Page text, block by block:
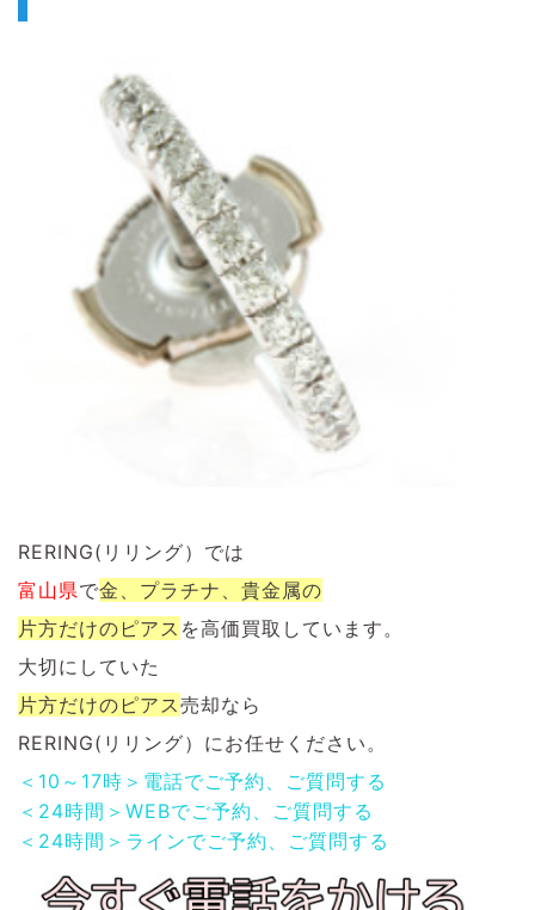
RERING(リリング）では
富山県で金、プラチナ、貴金属の
片方だけのピアス を高価買取しています。
大切にしていた
片方だけのピアス 売却なら
RERING(リリング）にお任せください。
＜10～17時＞電話でご予約、ご質問する
＜24時間＞WEBでご予約、ご質問する
＜24時間＞ラインでご予約、ご質問する